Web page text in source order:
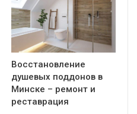
Восстановление
душевых поддонов в
Минске – ремонт и
реставрация